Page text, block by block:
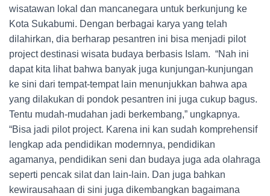
wisatawan lokal dan mancanegara untuk berkunjung ke
Kota Sukabumi. Dengan berbagai karya yang telah
dilahirkan, dia berharap pesantren ini bisa menjadi pilot
project destinasi wisata budaya berbasis Islam. “Nah ini
dapat kita lihat bahwa banyak juga kunjungan-kunjungan
ke sini dari tempat-tempat lain menunjukkan bahwa apa
yang dilakukan di pondok pesantren ini juga cukup bagus.
Tentu mudah-mudahan jadi berkembang,” ungkapnya.
“Bisa jadi pilot project. Karena ini kan sudah komprehensif
lengkap ada pendidikan modernnya, pendidikan
agamanya, pendidikan seni dan budaya juga ada olahraga
seperti pencak silat dan lain-lain. Dan juga bahkan
kewirausahaan di sini juga dikembangkan bagaimana